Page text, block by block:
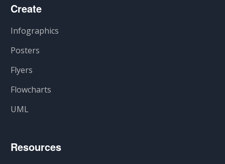
Create
Infographics
Posters
Flyers
Flowcharts
UML
Resources